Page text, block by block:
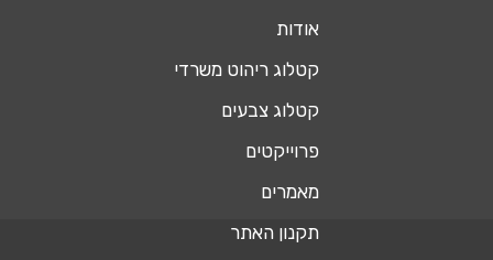
אודות
קטלוג ריהוט משרדי
קטלוג צבעים
פרוייקטים
מאמרים
תקנון האתר